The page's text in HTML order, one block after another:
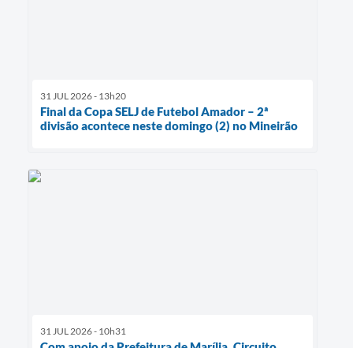
31 JUL 2026 - 13h20
Final da Copa SELJ de Futebol Amador – 2ª
divisão acontece neste domingo (2) no Mineirão
31 JUL 2026 - 10h31